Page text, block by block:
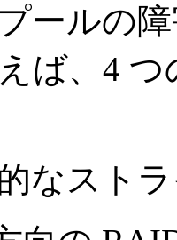
ールの
ば、4
なスト